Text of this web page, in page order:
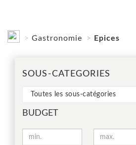
Gastronomie Epices
SOUS-CATEGORIES
BUDGET